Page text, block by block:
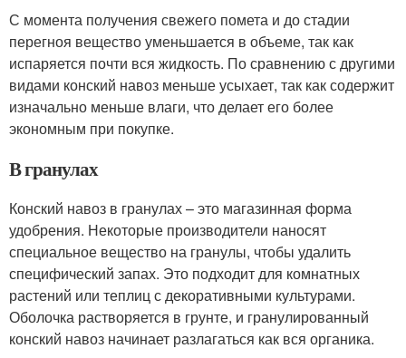
С момента получения свежего помета и до стадии
перегноя вещество уменьшается в объеме, так как
испаряется почти вся жидкость. По сравнению с другими
видами конский навоз меньше усыхает, так как содержит
изначально меньше влаги, что делает его более
экономным при покупке.
В гранулах
Конский навоз в гранулах – это магазинная форма
удобрения. Некоторые производители наносят
специальное вещество на гранулы, чтобы удалить
специфический запах. Это подходит для комнатных
растений или теплиц с декоративными культурами.
Оболочка растворяется в грунте, и гранулированный
конский навоз начинает разлагаться как вся органика.